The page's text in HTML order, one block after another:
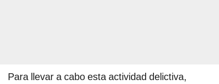
Para llevar a cabo esta actividad delictiva,